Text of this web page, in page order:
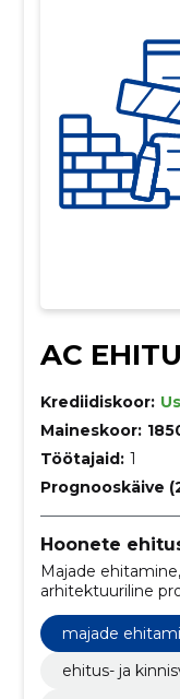
AC
Krediidiskoor:
Maineskoor:
Töötajaid: 1
Prognooskäive
Hoonete
Majade
arhitektuuriline
Projekteerimine,
katuse
majade
ehitus- ja